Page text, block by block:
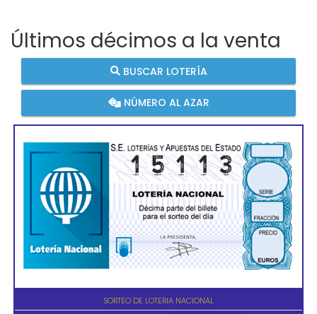
Últimos décimos a la venta
BUSCAR LOTERÍA
NÚMERO AL AZAR
SORTEO DE LOTERIA NACIONAL